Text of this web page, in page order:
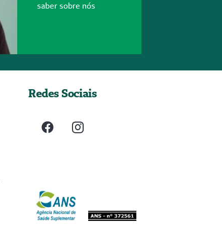
saber sobre nós
Redes Sociais